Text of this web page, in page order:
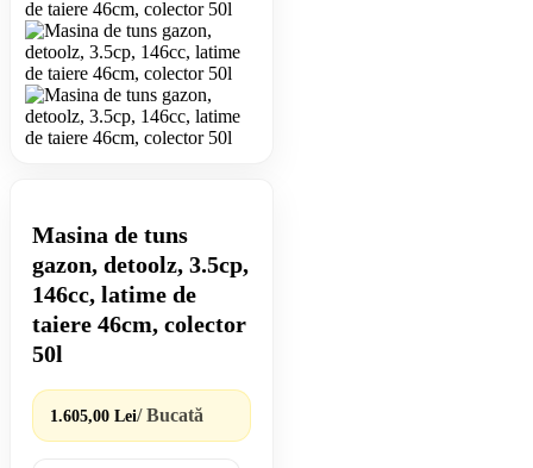
Masina de tuns
gazon, detoolz, 3.5cp,
146cc, latime de
taiere 46cm, colector
50l
1.605,00 Lei/ Bucată